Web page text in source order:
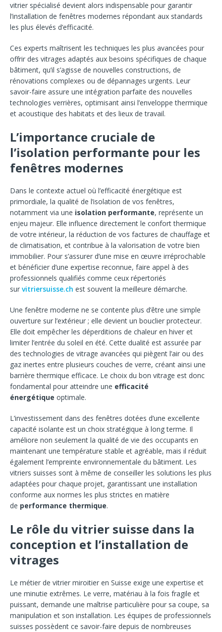
vitrier spécialisé devient alors indispensable pour garantir
l’installation de fenêtres modernes répondant aux standards
les plus élevés d’efficacité.
Ces experts maîtrisent les techniques les plus avancées pour
offrir des vitrages adaptés aux besoins spécifiques de chaque
bâtiment, qu’il s’agisse de nouvelles constructions, de
rénovations complexes ou de dépannages urgents. Leur
savoir-faire assure une intégration parfaite des nouvelles
technologies verrières, optimisant ainsi l’enveloppe thermique
et acoustique des habitats et des lieux de travail.
L’importance cruciale de
l’isolation performante pour les
fenêtres modernes
Dans le contexte actuel où l’efficacité énergétique est
primordiale, la qualité de l’isolation de vos fenêtres,
notamment via une isolation performante, représente un
enjeu majeur. Elle influence directement le confort thermique
de votre intérieur, la réduction de vos factures de chauffage et
de climatisation, et contribue à la valorisation de votre bien
immobilier. Pour s’assurer d’une mise en œuvre irréprochable
et bénéficier d’une expertise reconnue, faire appel à des
professionnels qualifiés comme ceux répertoriés
sur vitriersuisse.ch est souvent la meilleure démarche.
Une fenêtre moderne ne se contente plus d’être une simple
ouverture sur l’extérieur ; elle devient un bouclier protecteur.
Elle doit empêcher les déperditions de chaleur en hiver et
limiter l’entrée du soleil en été. Cette dualité est assurée par
des technologies de vitrage avancées qui piègent l’air ou des
gaz inertes entre plusieurs couches de verre, créant ainsi une
barrière thermique efficace. Le choix du bon vitrage est donc
fondamental pour atteindre une efficacité
énergétique optimale.
L’investissement dans des fenêtres dotées d’une excellente
capacité isolante est un choix stratégique à long terme. Il
améliore non seulement la qualité de vie des occupants en
maintenant une température stable et agréable, mais il réduit
également l’empreinte environnementale du bâtiment. Les
vitriers suisses sont à même de conseiller les solutions les plus
adaptées pour chaque projet, garantissant une installation
conforme aux normes les plus strictes en matière
de performance thermique.
Le rôle du vitrier suisse dans la
conception et l’installation de
vitrages
Le métier de vitrier miroitier en Suisse exige une expertise et
une minutie extrêmes. Le verre, matériau à la fois fragile et
puissant, demande une maîtrise particulière pour sa coupe, sa
manipulation et son installation. Les équipes de professionnels
suisses possèdent ce savoir-faire depuis de nombreuses